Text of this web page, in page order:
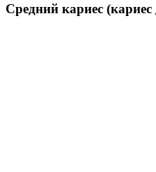
Средний кариес (кариес